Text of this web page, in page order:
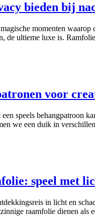
bieden bij
momenten
de ultieme luxe is.
voor
speels behangpatroon
we een duik in
speel met
in licht en
raamfolie dienen